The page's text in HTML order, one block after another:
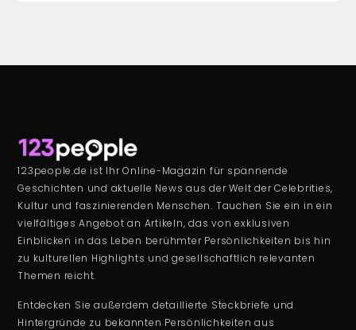
123people.de ist Ihr Online-Magazin für spannende
Geschichten und aktuelle News aus der Welt der Celebrities,
Kultur und faszinierenden Menschen. Tauchen Sie ein in ein
vielfältiges Angebot an Artikeln, das von exklusiven
Einblicken in das Leben berühmter Persönlichkeiten bis hin
zu kulturellen Highlights und gesellschaftlich relevanten
Themen reicht.
Entdecken Sie außerdem detaillierte Steckbriefe und
Hintergründe zu bekannten Persönlichkeiten aus